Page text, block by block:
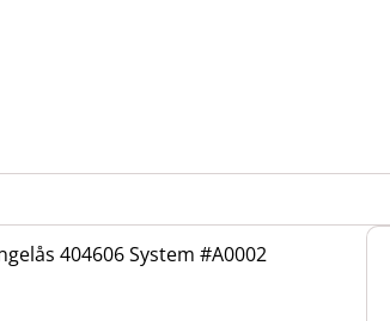
404606 System #A0002